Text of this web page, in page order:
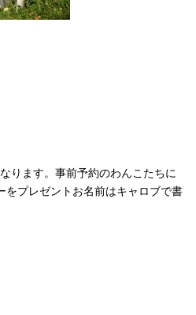
ります。事前予約のわんこたちに
をプレゼントお名前はキャロブで書